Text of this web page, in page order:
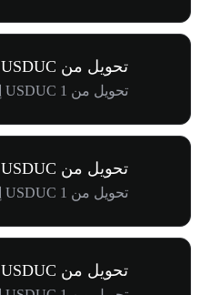
تحويل من USDUC إلى JPY
تحويل من 1 USDUC إلى 円0.5503
تحويل من USDUC إلى GBP
تحويل من 1 USDUC إلى £0.002585
تحويل من USDUC إلى BRL